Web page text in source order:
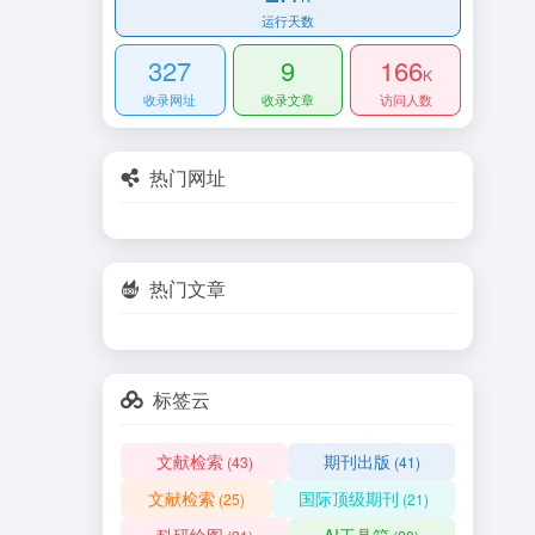
运行天数
327
收录网址
9
收录文章
166K
访问人数
热门网址
热门文章
标签云
文献检索(43) 期刊出版 (41)
文献检索(25) 国际顶级期刊 (21)